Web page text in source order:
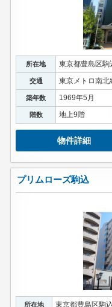
所在地 東京都豊島区駒
交通 東京メトロ南北
築年数 1969年5月
階数 地上9階
物件詳細
プリムローズ駒込
所在地 東京都豊島区駒